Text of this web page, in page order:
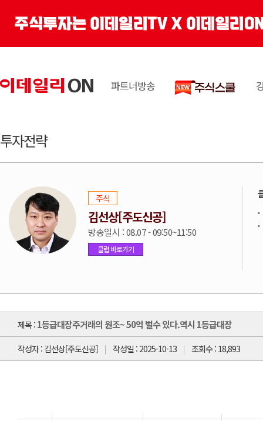
파트너방송
투자전략
주식
김선상[주도신공]
방송일시 : 08.07 - 09:50~11:50
클럽 바로가기
제목 : 1등급대장주거래의 원조~ 50억 벌수 있다.역시 1등급대장
작성자 : 김선상[주도신공] 작성일 : 2025-10-13 조회수 : 18,893